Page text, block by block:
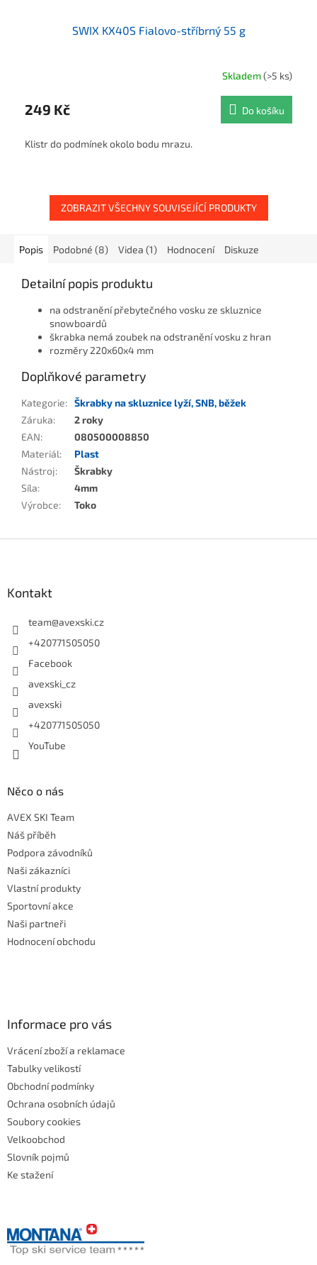
SWIX KX40S Fialovo-stříbrný 55 g
Skladem(>5 ks)
249 Kč Do košíku
Klistr do podmínek okolo bodu mrazu.
ZOBRAZIT VŠECHNY SOUVISEJÍCÍ PRODUKTY
Popis Podobné (8) Videa (1) Hodnocení Diskuze
Detailní popis produktu
na odstranění přebytečného vosku ze skluznice
snowboardů
škrabka nemá zoubek na odstranění vosku z hran
rozměry 220x60x4 mm
Doplňkové parametry
Kategorie: Škrabky na skluznice lyží, SNB, běžek
Záruka:
2 roky
EAN:
080500008850
Materiál:
Plast
Nástroj:
Škrabky
Síla:
4mm
Výrobce: Toko
Kontakt
team@avexski.cz
+420771505050
Facebook
avexski_cz
avexski
+420771505050
YouTube
Něco o nás
AVEX SKI Team
Náš příběh
Podpora závodníků
Naši zákazníci
Vlastní produkty
Sportovní akce
Naši partneři
Hodnocení obchodu
Informace pro vás
Vrácení zboží a reklamace
Tabulky velikostí
Obchodní podmínky
Ochrana osobních údajů
Soubory cookies
Velkoobchod
Slovník pojmů
Ke stažení